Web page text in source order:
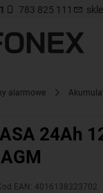
783 825 111
alarmowe
24Ah
EAN: 4016138323702